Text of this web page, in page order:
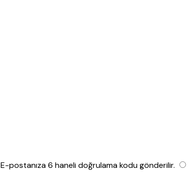
E-postanıza 6 haneli doğrulama kodu gönderilir.